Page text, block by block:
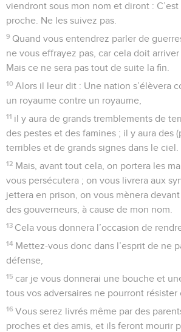
viendront sous mon nom et diront :
proche. Ne les suivez pas.
9 Quand vous entendrez parler de
ne vous effrayez pas, car cela doit
Mais ce ne sera pas tout de suite la fin.
10 Alors il leur dit : Une nation s’élèvera
un royaume contre un royaume,
11 il y aura de grands tremblements de
des pestes et des famines ; il y aura des
terribles et de grands signes dans le ciel.
12 Mais, avant tout cela, on portera les
vous persécutera ; on vous livrera aux
jettera en prison, on vous mènera
des gouverneurs, à cause de mon nom.
13 Cela vous donnera l’occasion de
14 Mettez-vous donc dans l’esprit de ne
défense,
15 car je vous donnerai une bouche et
tous vos adversaires ne pourront résister
16 Vous serez livrés même par des
proches et des amis, et ils feront mourir